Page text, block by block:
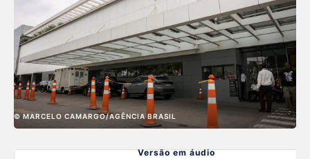
© MARCELO CAMARGO/AGÊNCIA BRASIL
Versão em áudio